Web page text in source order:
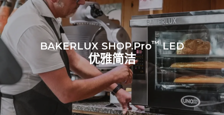
BAKERLUX SHOP.Pro™LED
优雅简洁